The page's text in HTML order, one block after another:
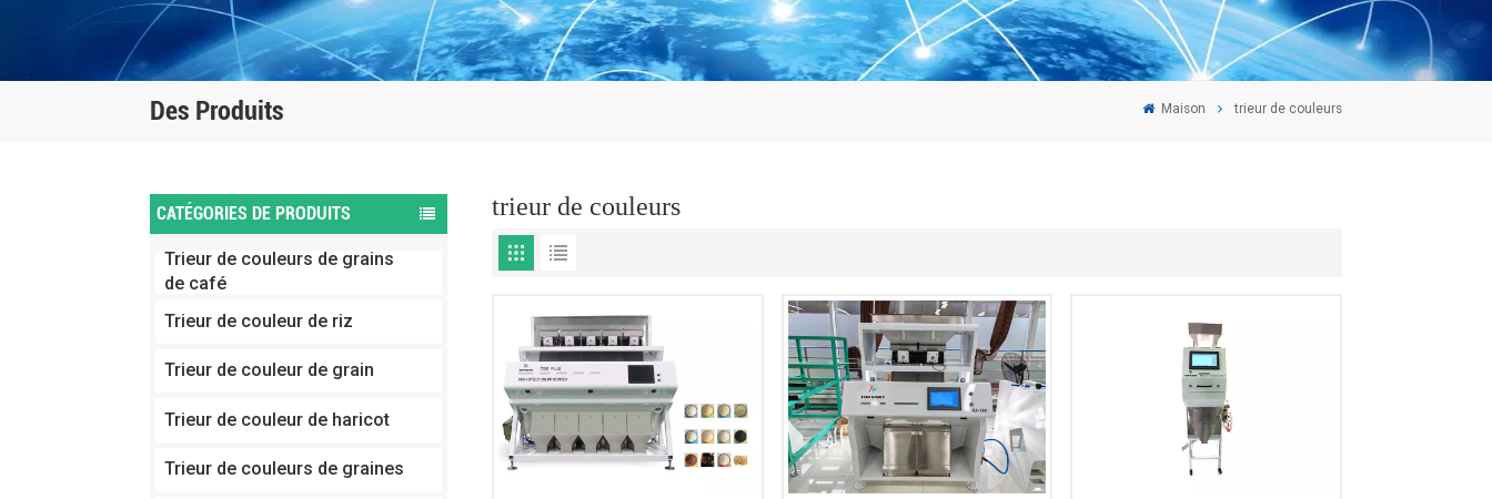
Des Produits Maison trieur de couleurs
CATÉGORIES DE PRODUITS
Trieur de couleurs de grains
de café
Trieur de couleur de riz
Trieur de couleur de grain
Trieur de couleur de haricot
Trieur de couleurs de graines
trieur de couleurs